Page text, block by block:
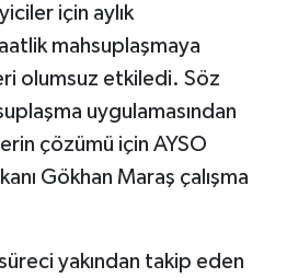
için aylık
mahsuplaşmaya
olumsuz etkiledi. Söz
uygulamasından
çözümü için AYSO
Gökhan Maraş çalışma
yakından takip eden